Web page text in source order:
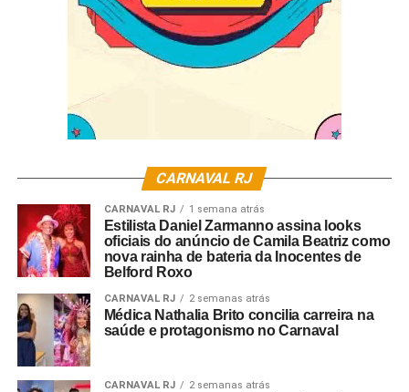
CARNAVAL RJ
CARNAVAL RJ 1 semana atrás
Estilista Daniel Zarmanno assina looks
oficiais do anúncio de Camila Beatriz como
nova rainha de bateria da Inocentes de
Belford Roxo
CARNAVAL RJ 2 semanas atrás
Médica Nathalia Brito concilia carreira na
saúde e protagonismo no Carnaval
CARNAVAL RJ 2 semanas atrás